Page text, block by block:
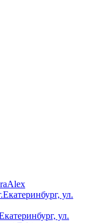
ул.
ул.